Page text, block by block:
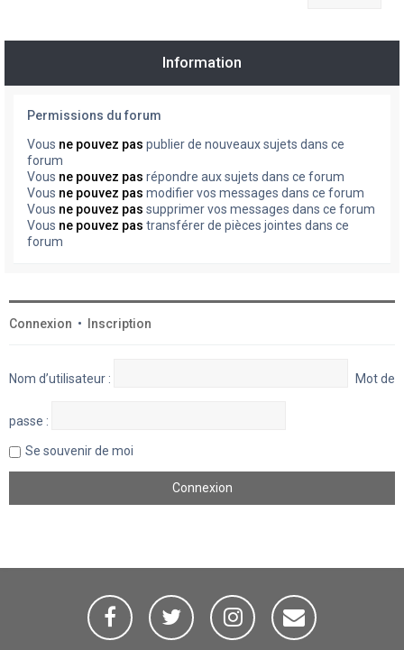
Information
Permissions du forum
Vous ne pouvez pas publier de nouveaux sujets dans ce
forum
Vous ne pouvez pas répondre aux sujets dans ce forum
Vous ne pouvez pas modifier vos messages dans ce forum
Vous ne pouvez pas supprimer vos messages dans ce forum
Vous ne pouvez pas transférer de pièces jointes dans ce
forum
Connexion • Inscription
Nom d’utilisateur : Mot de
passe :
Se souvenir de moi